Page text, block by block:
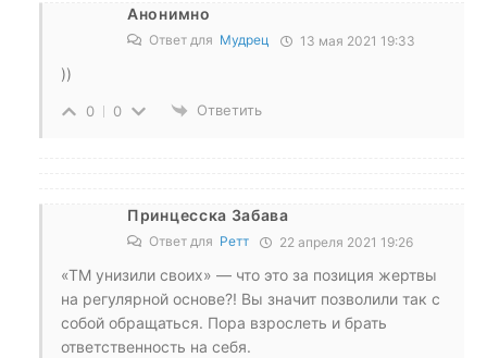
Анонимно
Ответ для Мудрец 13 мая 2021 19:33
))
0 0 Ответить
Принцесска Забава
Ответ для Ретт 22 апреля 2021 19:26
«ТМ унизили своих» — что это за позиция жертвы
на регулярной основе?! Вы значит позволили так с
собой обращаться. Пора взрослеть и брать
ответственность на себя.